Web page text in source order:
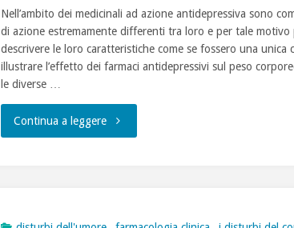
Nell’ambito dei medicinali ad azione antidepressiva sono
di azione estremamente differenti tra loro e per tale motivo
descrivere le loro caratteristiche come se fossero una unica
illustrare l’effetto dei farmaci antidepressivi sul peso
le diverse …
Continua a leggere"Antidepressivi